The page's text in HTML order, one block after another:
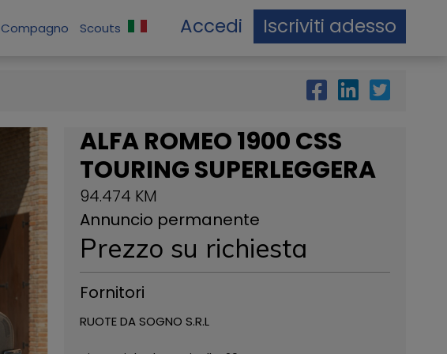
Compagno Scouts Accedi Iscriviti adesso
ALFA ROMEO 1900 CSS
TOURING SUPERLEGGERA
94.474 KM
Annuncio permanente
Prezzo su richiesta
Fornitori
RUOTE DA SOGNO S.R.L